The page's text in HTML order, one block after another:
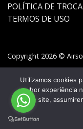
POLÍTICA DE
TERMOS DE USO
Copyright 2026 ©
Utilizamos cookies
melhor experiência
este site,